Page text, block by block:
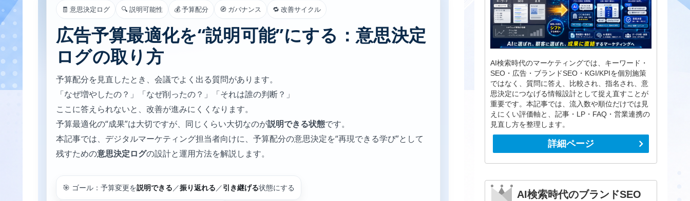
🧾 意思決定ログ 🔍 説明可能性 💰 予算配分 🧭 ガバナンス 🔁 改善サイクル
広告予算最適化を“説明可能”にする：意思決定
ログの取り方
予算配分を見直したとき、会議でよく出る質問があります。
「なぜ増やしたの？」「なぜ削ったの？」「それは誰の判断？」
ここに答えられないと、改善が進みにくくなります。
予算最適化の“成果”は大切ですが、同じくらい大切なのが説明できる状態です。
本記事では、デジタルマーケティング担当者向けに、予算配分の意思決定を“再現できる学び”として
残すための意思決定ログの設計と運用方法を解説します。
🎯 ゴール：予算変更を説明できる／振り返れる／引き継げる状態にする
AI検索時代のマーケティングでは、キーワード・
SEO・広告・ブランドSEO・KGI/KPIを個別施策
ではなく、質問に答え、比較され、指名され、意
思決定につなげる情報設計として捉え直すことが
重要です。本記事では、流入数や順位だけでは見
えにくい評価軸と、記事・LP・FAQ・営業連携の
見直し方を整理します。
詳細ページ
AI検索時代のブランドSEO